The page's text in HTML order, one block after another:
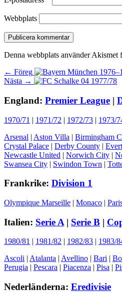
Webbplats
Denna webbplats använder Akismet
Inläggsnavigering
← Föreg Föregående
inlägg:
Nästa → Nästa
England: Premier League |
1970/71 | 1971/72 | 1972/73 | 1973/
Arsenal | Aston Villa | Birmingham
Crystal Palace | Derby County |
Newcastle United | Norwich City |
Swansea City | Swindon Town |
Frankrike: Division 1
Olympique Marseille | Monaco |
Italien: Serie A | Serie B |
1980/81 | 1981/82 | 1982/83 | 1983/
Ascoli | Atalanta | Avellino | Bari |
Perugia | Pescara | Piacenza | Pisa |
Nederländerna: Eredivisie